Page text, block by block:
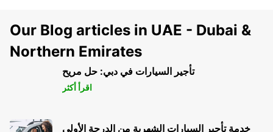
Our Blog articles in UAE - Dubai &
Northern Emirates
تأجير السيارات في دبي: حل مريح
اقرأ أكثر
خدمة تأجير السيارات الشهرية من الدرجة الأولى